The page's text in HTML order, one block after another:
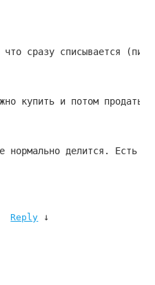
что сразу списывается
купить и потом продать.
нормально делится. Есть
Reply ↓